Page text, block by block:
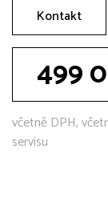
Kontakt
499
včetně DPH,
servisu